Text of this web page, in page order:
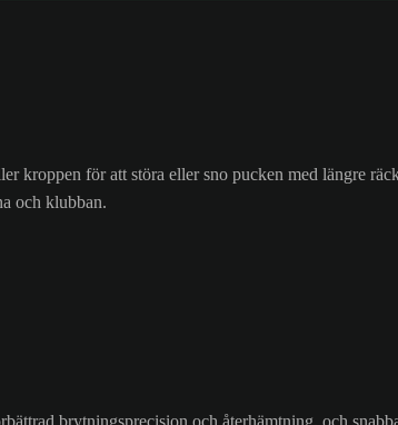
kroppen för att störa eller sno pucken med längre
och klubban.
brytningsprecision och återhämtning, och